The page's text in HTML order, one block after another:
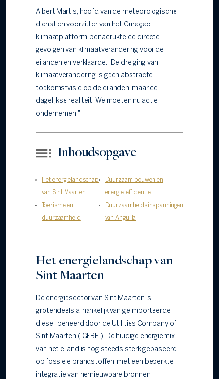
Albert Martis, hoofd van de meteorologische
dienst en voorzitter van het Curaçao
klimaatplatform, benadrukte de directe
gevolgen van klimaatverandering voor de
eilanden en verklaarde: "De dreiging van
klimaatverandering is geen abstracte
toekomstvisie op de eilanden, maar de
dagelijkse realiteit. We moeten nu actie
ondernemen."
Inhoudsopgave
Het energielandschap
van Sint Maarten
Duurzaam bouwen en
energie-efficiëntie
Toerisme en
duurzaamheid
Duurzaamheidsinspanningen
van Anguilla
Het energielandschap van
Sint Maarten
De energiesector van Sint Maarten is
grotendeels afhankelijk van geïmporteerde
diesel, beheerd door de Utilities Company of
Sint Maarten ( GEBE ). De huidige energiemix
van het eiland is nog steeds sterk gebaseerd
op fossiele brandstoffen, met een beperkte
integratie van hernieuwbare bronnen.